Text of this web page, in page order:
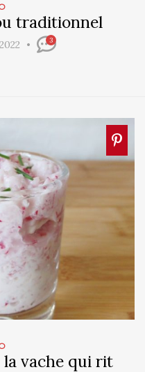
traditionnel
3
la vache qui rit